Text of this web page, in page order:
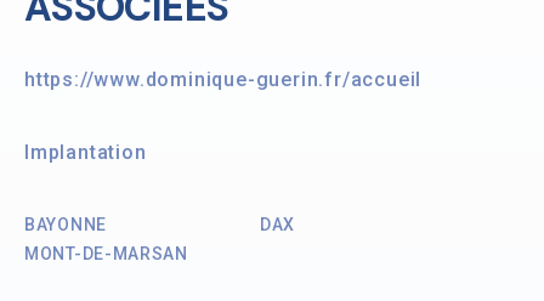
Implantation
BAYONNE
DAX
MONT-DE-MARSAN
https://www.dominique-guerin.fr/accueil